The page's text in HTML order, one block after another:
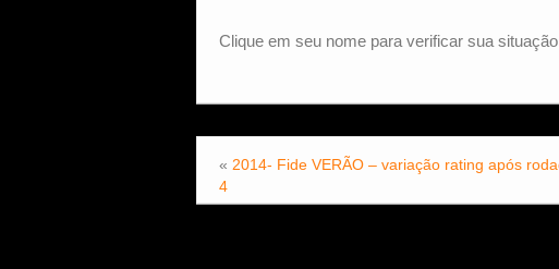
Clique em seu nome para verificar sua
« 2014- Fide VERÃO – variação rating após
4